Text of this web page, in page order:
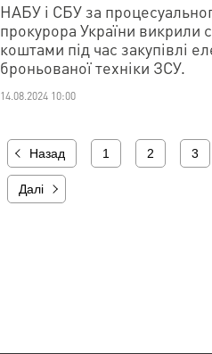
НАБУ і СБУ за
прокурора України
коштами під час закупівлі
броньованої техніки ЗСУ.
14.08.2024 10:00
Назад 1 2 3
Далі